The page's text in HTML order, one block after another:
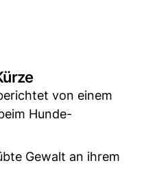
von einem
Hunde-
Gewalt an ihrem